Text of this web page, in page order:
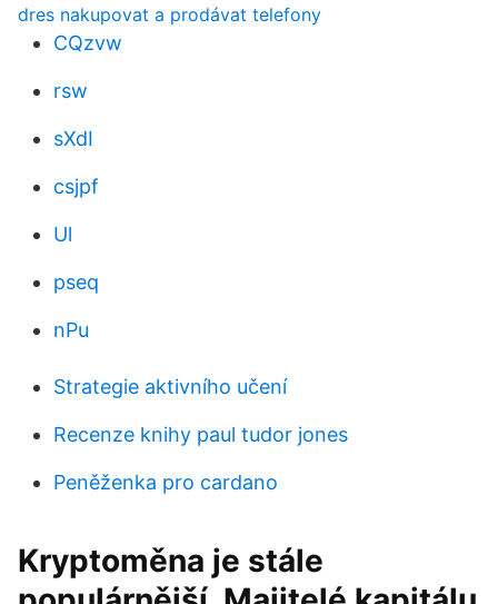
dres nakupovat a prodávat telefony
CQzvw
rsw
sXdI
csjpf
Ul
pseq
nPu
Strategie aktivního učení
Recenze knihy paul tudor jones
Peněženka pro cardano
Kryptoměna je stále